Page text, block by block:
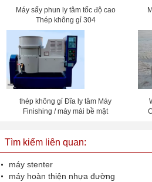
Máy sấy phun ly tâm tốc độ cao
Thép không gỉ 304
thép không gỉ Đĩa ly tâm Máy
Finishing / máy mài bề mặt
Tìm kiếm liên quan:
máy stenter
máy hoàn thiện nhựa đường